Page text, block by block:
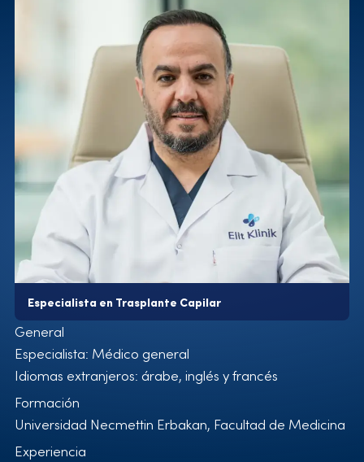
coordinadora de trasplantes capilares
2015-2022 Istinye Üniversitesi Hastanesi, Especialista y
director médico de trasplantes capilares
2022-actualidad Clínica Elit, Especialista y director
médico de trasplantes capilares
Áreas de especialización
Trasplante capilar
Gestión y Coaching
Certificados
29º Congreso Mundial de la ISHRS
28º Congreso Mundial de la ISHRS
Universidad Ege, Máster
Asociación Internacional de Trasplante de Células
Madre, EE.UU.
Taller terapéutico profesional de MF Plus
Taller técnico y de producto de NexGen Biopharma
Asociación Internacional de Terapia Celular, Suiza
Especialista en Trasplante Capilar
General
Especialista: Médico general
Idiomas extranjeros: árabe, inglés y francés
Formación
Universidad Necmettin Erbakan, Facultad de Medicina
Experiencia